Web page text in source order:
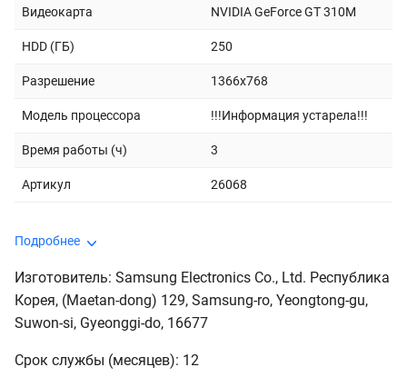
Видеокарта NVIDIA GeForce GT 310M
HDD (ГБ) 250
Разрешение 1366x768
Модель процессора !!!Информация устарела!!!
Время работы (ч) 3
Артикул 26068
Подробнее
Изготовитель: Samsung Electronics Co., Ltd. Республика
Корея, (Maetan-dong) 129, Samsung-ro, Yeongtong-gu,
Suwon-si, Gyeonggi-do, 16677
Срок службы (месяцев): 12